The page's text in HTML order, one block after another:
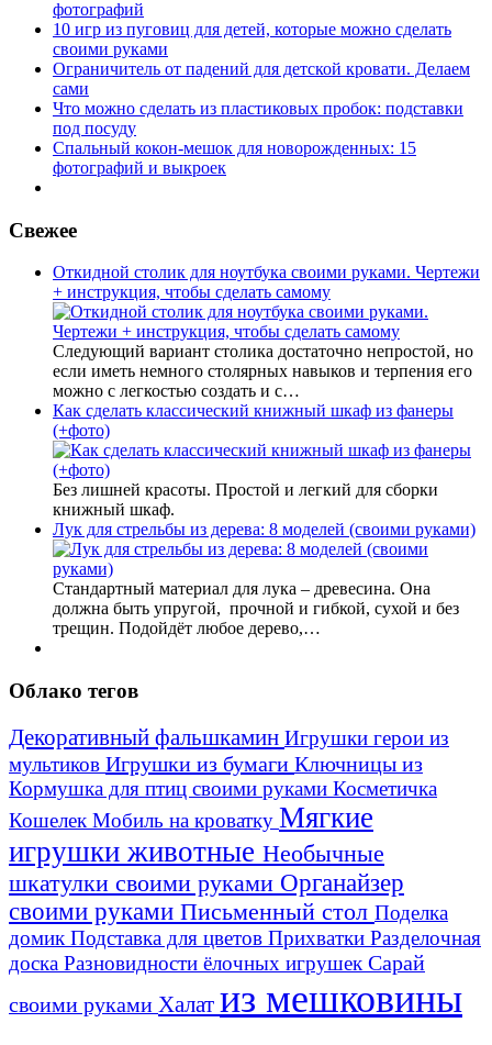
фотографий
10 игр из пуговиц для детей, которые можно сделать
своими руками
Ограничитель от падений для детской кровати. Делаем
сами
Что можно сделать из пластиковых пробок: подставки
под посуду
Спальный кокон-мешок для новорожденных: 15
фотографий и выкроек
Свежее
Откидной столик для ноутбука своими руками. Чертежи
+ инструкция, чтобы сделать самому
Следующий вариант столика достаточно непростой, но
если иметь немного столярных навыков и терпения его
можно с легкостью создать и с…
Как сделать классический книжный шкаф из фанеры
(+фото)
Без лишней красоты. Простой и легкий для сборки
книжный шкаф.
Лук для стрельбы из дерева: 8 моделей (своими руками)
Стандартный материал для лука – древесина. Она
должна быть упругой, прочной и гибкой, сухой и без
трещин. Подойдёт любое дерево,…
Облако тегов
Декоративный фальшкамин Игрушки герои из
мультиков Игрушки из бумаги Ключницы из
Кормушка для птиц своими руками Косметичка
Кошелек Мобиль на кроватку Мягкие
игрушки животные Необычные
шкатулки своими руками Органайзер
своими руками Письменный стол Поделка
домик Подставка для цветов Прихватки Разделочная
доска Разновидности ёлочных игрушек Сарай
своими руками Халат из мешковины